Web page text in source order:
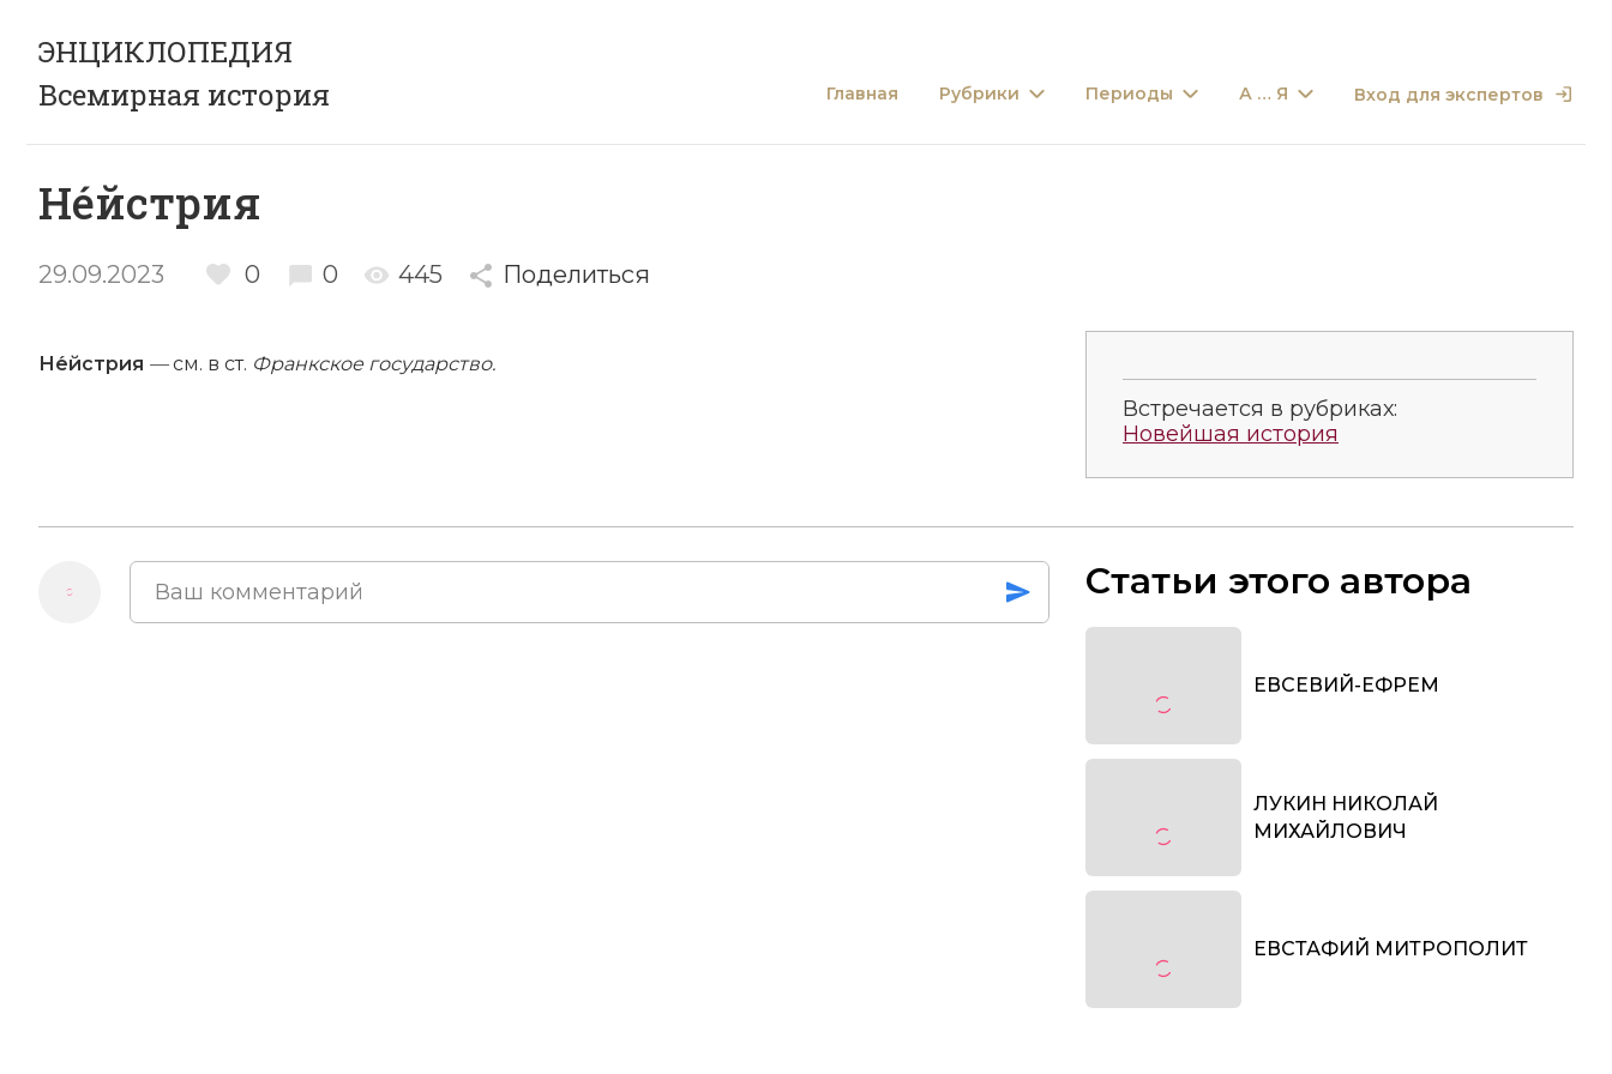
ЭНЦИКЛОПЕДИЯ
Всемирная история
Главная Рубрики Периоды А … Я Вход для экспертов
Не́йстрия
29.09.2023 0 0 445 Поделиться
Не́йстрия —см. в ст. Франкское государство.
Встречается в рубриках:
Новейшая история
Статьи этого автора
ЕВСЕВИЙ-ЕФРЕМ
ЛУКИН НИКОЛАЙ
МИХАЙЛОВИЧ
ЕВСТАФИЙ МИТРОПОЛИТ